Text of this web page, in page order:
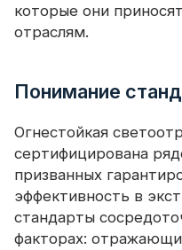
которые они
отраслям.
Понимание
Огнестойкая
сертифицирована
призванных
эффективность в
стандарты
факторах: